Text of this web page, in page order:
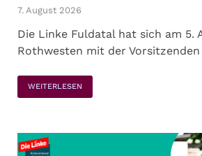
7. August 2026
Die Linke Fuldatal hat sich am 5.
Rothwesten mit der
WEITERLESEN